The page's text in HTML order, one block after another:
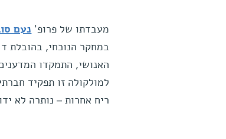
מעבדתו של פרופ' נעם
במחקר הנוכחי, בהובלת
למולקולה זו תפקיד
ריח אחרות – נותרה לא